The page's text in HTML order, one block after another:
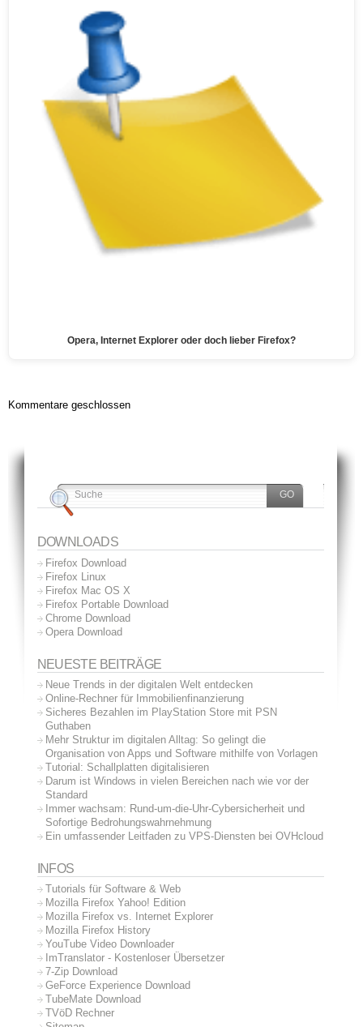
Opera, Internet Explorer oder doch lieber Firefox?
Kommentare geschlossen
DOWNLOADS
Firefox Download
Firefox Linux
Firefox Mac OS X
Firefox Portable Download
Chrome Download
Opera Download
NEUESTE BEITRÄGE
Neue Trends in der digitalen Welt entdecken
Online-Rechner für Immobilienfinanzierung
Sicheres Bezahlen im PlayStation Store mit PSN
Guthaben
Mehr Struktur im digitalen Alltag: So gelingt die
Organisation von Apps und Software mithilfe von Vorlagen
Tutorial: Schallplatten digitalisieren
Darum ist Windows in vielen Bereichen nach wie vor der
Standard
Immer wachsam: Rund-um-die-Uhr-Cybersicherheit und
Sofortige Bedrohungswahrnehmung
Ein umfassender Leitfaden zu VPS-Diensten bei OVHcloud
INFOS
Tutorials für Software & Web
Mozilla Firefox Yahoo! Edition
Mozilla Firefox vs. Internet Explorer
Mozilla Firefox History
YouTube Video Downloader
ImTranslator - Kostenloser Übersetzer
7-Zip Download
GeForce Experience Download
TubeMate Download
TVöD Rechner